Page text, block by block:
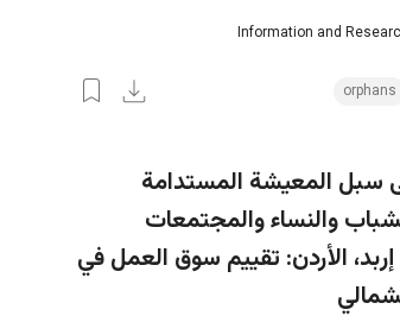
Information and
orphans
المعيشة المستدامة
والنساء والمجتمعات
الأردن: تقييم سوق العمل في